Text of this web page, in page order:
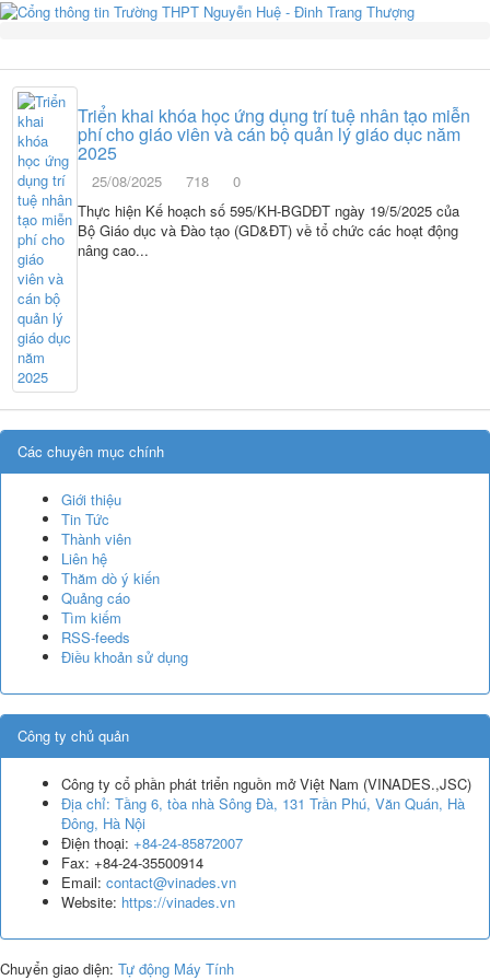
Triển khai khóa học ứng dụng trí tuệ nhân tạo miễn
phí cho giáo viên và cán bộ quản lý giáo dục năm
2025
25/08/2025 718
0
Thực hiện Kế hoạch số 595/KH-BGDĐT ngày 19/5/2025 của
Bộ Giáo dục và Đào tạo (GD&ĐT) về tổ chức các hoạt động
nâng cao...
Các chuyên mục chính
Giới thiệu
Tin Tức
Thành viên
Liên hệ
Thăm dò ý kiến
Quảng cáo
Tìm kiếm
RSS-feeds
Điều khoản sử dụng
Công ty chủ quản
Công ty cổ phần phát triển nguồn mở Việt Nam (VINADES.,JSC)
Địa chỉ: Tầng 6, tòa nhà Sông Đà, 131 Trần Phú, Văn Quán, Hà
Đông, Hà Nội
Điện thoại: +84-24-85872007
Fax: +84-24-35500914
Email: contact@vinades.vn
Website: https://vinades.vn
Chuyển giao diện: Tự động Máy Tính